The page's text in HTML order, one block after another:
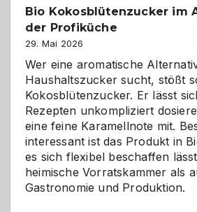
für
im
Bio Kokosblütenzucker im
der Profiküche
29. Mai 2026
Wer eine aromatische
Haushaltszucker sucht, stößt
Kokosblütenzucker. Er lässt
Rezepten unkompliziert
eine feine Karamellnote mit.
interessant ist das Produkt in
es sich flexibel beschaffen
heimische Vorratskammer als
Gastronomie und Produktion.